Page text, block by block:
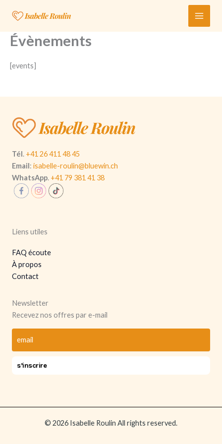
Évènements
[events]
Tél. +41 26 411 48 45
Email: isabelle-roulin@bluewin.ch
WhatsApp. +41 79 381 41 38
Liens utiles
FAQ écoute
À propos
Contact
Newsletter
Recevez nos offres par e-mail
© 2026 Isabelle Roulin All rights reserved.